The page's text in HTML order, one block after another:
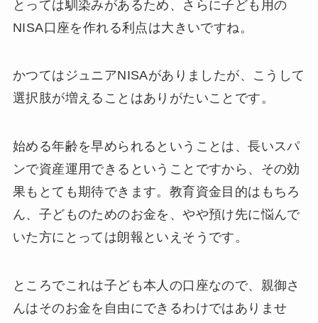
とっては馴染みがあるため、さらに子ども用の
NISA口座を作れる利点は大きいですね。
かつてはジュニアNISAがありましたが、こうして
選択肢が増えることはありがたいことです。
始める年齢を早められるということは、長いスパ
ンで資産運用できるということですから、その効
果もとても期待できます。教育資金目的はもちろ
ん、子どものためのお金を、やや預け先に悩んで
いた方にとっては朗報といえそうです。
ところでこれは子ども本人の口座なので、親御さ
んはそのお金を自由にできるわけではありませ